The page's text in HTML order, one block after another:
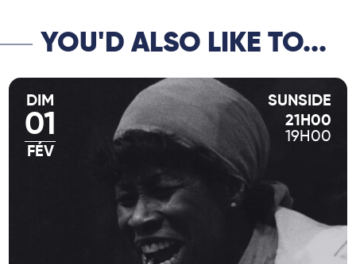
YOU'D ALSO LIKE TO...
DIM
01
FÉV
SUNSIDE
21H00
19H00